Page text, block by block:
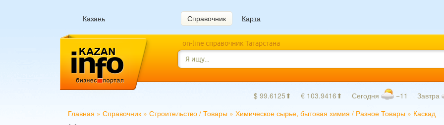
Казань Справочник Карта
on-line справочник Татарстана
$ 99.6125⬆ € 103.9416⬆ Сегодня −11 Завтра
Главная » Справочник » Строительство / Товары » Химическое сырье, бытовая химия / Разное Товары » Каскад